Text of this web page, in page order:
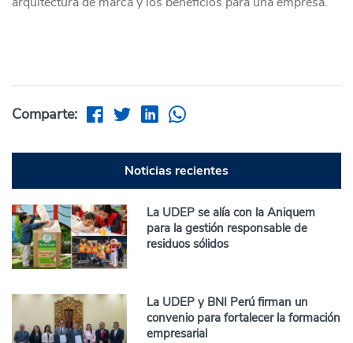
Comparte:
Noticias recientes
La UDEP se alía con la Aniquem
para la gestión responsable de
residuos sólidos
La UDEP y BNI Perú firman un
convenio para fortalecer la formación
empresarial